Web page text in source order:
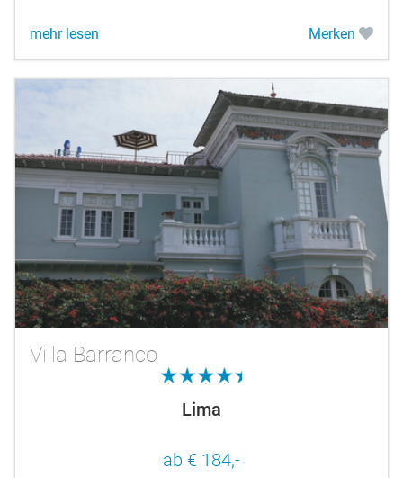
mehr lesen Merken
Villa Barranco
4.5
Lima
ab € 184,-